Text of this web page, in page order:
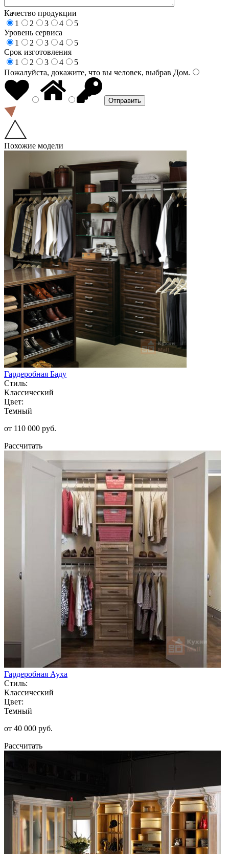
Качество продукции
1
2 3 4
5
Уровень сервиса
1
2 3 4
5
Срок изготовления
1
2 3 4
5
Пожалуйста, докажите, что вы человек, выбрав Дом.
Похожие модели
Гардеробная Баду
Стиль:
Классический
Цвет:
Темный
от 110 000 руб.
Рассчитать
Гардеробная Ауха
Стиль:
Классический
Цвет:
Темный
от 40 000 руб.
Рассчитать